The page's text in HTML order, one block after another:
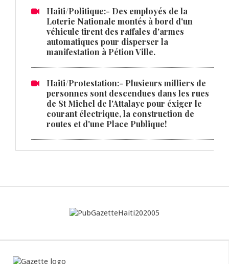
Haiti/Politique:- Des employés de la
Loterie Nationale montés à bord d'un
véhicule tirent des raffales d'armes
automatiques pour disperser la
manifestation à Pétion Ville.
Haiti/Protestation:- Plusieurs milliers de
personnes sont descendues dans les rues
de St Michel de l'Attalaye pour éxiger le
courant électrique, la construction de
routes et d'une Place Publique!